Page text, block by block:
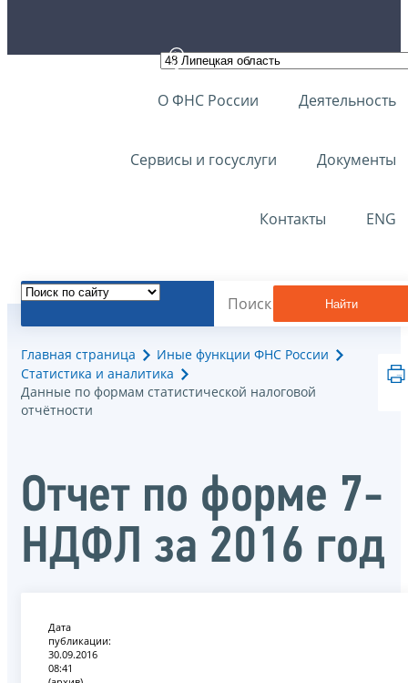
О ФНС России Деятельность
Сервисы и госуслуги Документы
Контакты ENG
Найти
Главная страница
Иные функции ФНС России
Статистика и аналитика
Данные по формам статистической налоговой
отчётности
Отчет по форме 7-
НДФЛ за 2016 год
Дата
публикации:
30.09.2016
08:41